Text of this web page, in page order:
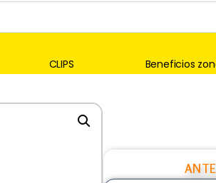
CLIPS Beneficios